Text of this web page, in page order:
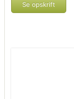
Se opskrift